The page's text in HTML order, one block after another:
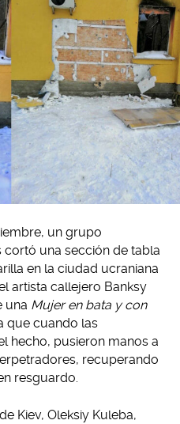
un grupo
una sección de tabla
en la ciudad ucraniana
artista callejero Banksy
una Mujer en bata y con
que cuando las
hecho, pusieron manos a
recuperando
resguardo.
Kiev, Oleksiy Kuleba,